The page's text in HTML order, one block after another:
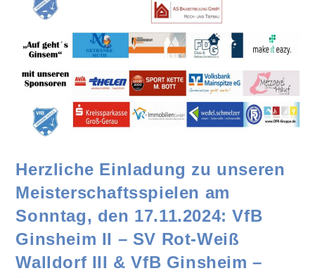
Herzliche Einladung zu unseren
Meisterschaftsspielen am
Sonntag, den 17.11.2024: VfB
Ginsheim II – SV Rot-Weiß
Walldorf III & VfB Ginsheim –